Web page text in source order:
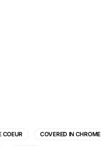
COEUR COVERED IN CHROME